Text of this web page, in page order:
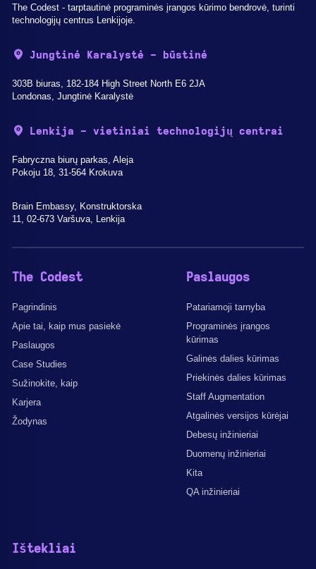
The Codest - tarptautinė programinės įrangos kūrimo bendrovė, turinti
technologijų centrus Lenkijoje.
Jungtinė Karalystė - būstinė
303B biuras, 182-184 High Street North E6 2JA
Londonas, Jungtinė Karalystė
Lenkija - vietiniai technologijų centrai
Fabryczna biurų parkas, Aleja
Pokoju 18, 31-564 Krokuva
Brain Embassy, Konstruktorska
11, 02-673 Varšuva, Lenkija
The Codest
Pagrindinis
Apie tai, kaip mus pasiekė
Paslaugos
Case Studies
Sužinokite, kaip
Karjera
Žodynas
Paslaugos
Patariamoji tarnyba
Programinės įrangos
kūrimas
Galinės dalies kūrimas
Priekinės dalies kūrimas
Staff Augmentation
Atgalinės versijos kūrėjai
Debesų inžinieriai
Duomenų inžinieriai
Kita
QA inžinieriai
Ištekliai